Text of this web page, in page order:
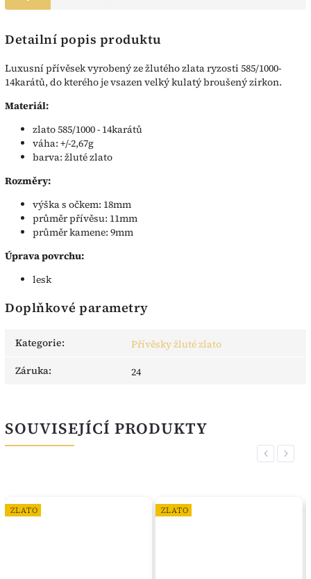
Detailní popis produktu
Luxusní přívěsek vyrobený ze žlutého zlata ryzosti 585/1000-
14karátů, do kterého je vsazen velký kulatý broušený zirkon.
Materiál:
zlato 585/1000 - 14karátů
váha: +/-2,67g
barva: žluté zlato
Rozměry:
výška s očkem: 18mm
průměr přívěsu: 11mm
průměr kamene: 9mm
Úprava povrchu:
lesk
Doplňkové parametry
Kategorie:
Přívěsky žluté zlato
Záruka: 24
SOUVISEJÍCÍ PRODUKTY
Previous
ZLATO ZLATO
Next